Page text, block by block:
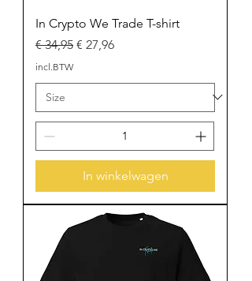
In Crypto We Trade T-shirt
Normale prijs
€ 34,95 Verkoopprijs
€ 27,96
incl.BTW
In winkelwagen